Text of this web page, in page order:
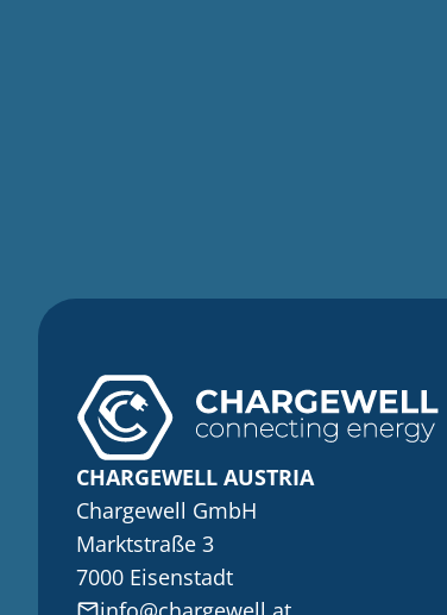
Startseite
CHARGEWELL AUSTRIA
Chargewell GmbH
Marktstraße 3
7000 Eisenstadt
mail